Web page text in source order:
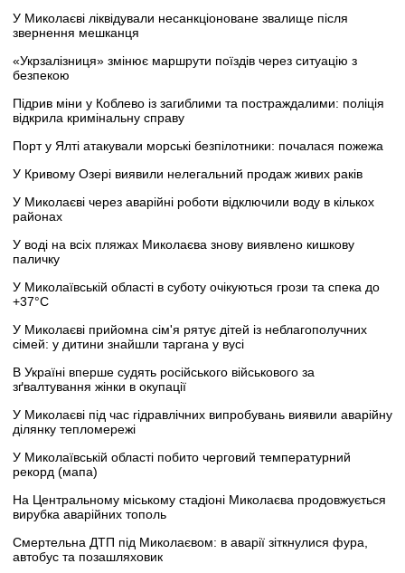
У Миколаєві ліквідували несанкціоноване звалище після
звернення мешканця
«Укрзалізниця» змінює маршрути поїздів через ситуацію з
безпекою
Підрив міни у Коблево із загиблими та постраждалими: поліція
відкрила кримінальну справу
Порт у Ялті атакували морські безпілотники: почалася пожежа
У Кривому Озері виявили нелегальний продаж живих раків
У Миколаєві через аварійні роботи відключили воду в кількох
районах
У воді на всіх пляжах Миколаєва знову виявлено кишкову
паличку
У Миколаївській області в суботу очікуються грози та спека до
+37°C
У Миколаєві прийомна сім'я рятує дітей із неблагополучних
сімей: у дитини знайшли таргана у вусі
В Україні вперше судять російського військового за
зґвалтування жінки в окупації
У Миколаєві під час гідравлічних випробувань виявили аварійну
ділянку тепломережі
У Миколаївській області побито черговий температурний
рекорд (мапа)
На Центральному міському стадіоні Миколаєва продовжується
вирубка аварійних тополь
Смертельна ДТП під Миколаєвом: в аварії зіткнулися фура,
автобус та позашляховик